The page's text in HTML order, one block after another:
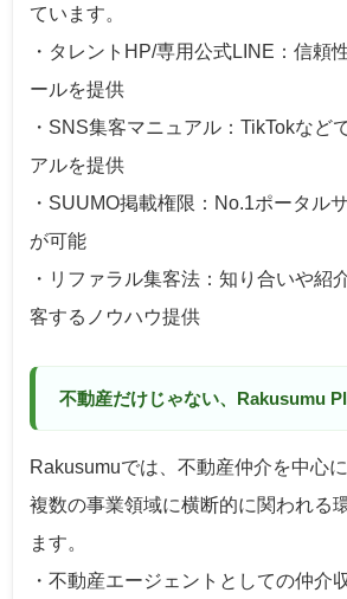
ています。
・タレントHP/専用公式LINE：信頼
ールを提供
・SNS集客マニュアル：TikTokなど
アルを提供
・SUUMO掲載権限：No.1ポータル
が可能
・リファラル集客法：知り合いや紹
客するノウハウ提供
不動産だけじゃない、Rakusumu
Rakusumuでは、不動産仲介を中心に
複数の事業領域に横断的に関われる
ます。
・不動産エージェントとしての仲介